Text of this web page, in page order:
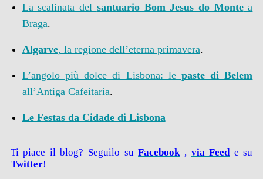
La scalinata del santuario Bom Jesus do Montea
Braga.
Algarve, la regione dell’eterna primavera.
L’angolo più dolce di Lisbona: le paste di Belem
all’Antiga Cafeitaria.
Le Festas da Cidade di Lisbona
Ti piace il blog? Seguilo su Facebook , viaFeede su
Twitter!